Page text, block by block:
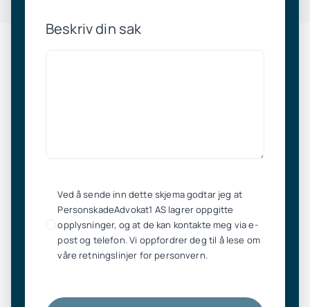
Beskriv din sak
Ved å sende inn dette skjema godtar jeg at
PersonskadeAdvokat1 AS lagrer oppgitte
opplysninger, og at de kan kontakte meg via e-
post og telefon. Vi oppfordrer deg til å lese om
våre retningslinjer for personvern.